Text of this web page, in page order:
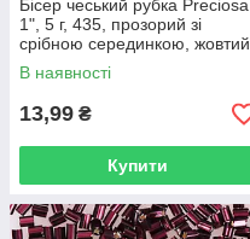
Бісер чеський рубка Preciosa
1", 5 г, 435, прозорий зі
срібною серединкою, жовтий
В наявності
13,99 ₴
Купити